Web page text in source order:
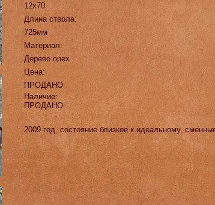
12х70
Длина ствола:
725мм
Материал:
Дерево орех
Цена:
ПРОДАНО
Наличие:
ПРОДАНО
2009 год, состояние близкое к идеальному,